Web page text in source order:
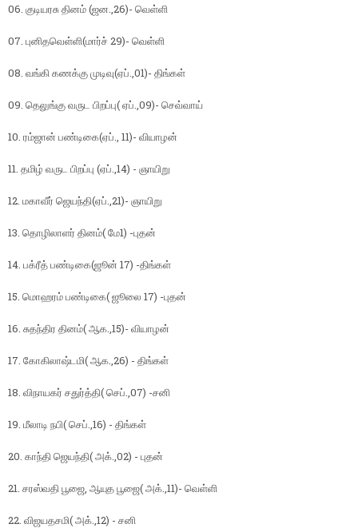
06. குடியரசு தினம் (ஜன.,26)- வெள்ளி
07. புனிதவெள்ளி(மார்ச் 29)- வெள்ளி
08. வங்கி கணக்கு முடிவு(ஏப்.,01)- திங்கள்
09. தெலுங்கு வருட பிறப்பு( ஏப்.,09)- செவ்வாய்
10. ரம்ஜான் பண்டிகை(ஏப்., 11)- வியாழன்
11. தமிழ் வருட பிறப்பு (ஏப்.,14) - ஞாயிறு
12. மகாவீர் ஜெயந்தி(ஏப்.,21)- ஞாயிறு
13. தொழிலாளர் தினம்( மே1) -புதன்
14. பக்ரீத் பண்டிகை(ஜூன் 17) -திங்கள்
15. மொஹரம் பண்டிகை( ஜூலை 17) -புதன்
16. சுதந்திர தினம்( ஆக.,15)- வியாழன்
17. கோகிலாஷ்டமி( ஆக.,26) - திங்கள்
18. விநாயகர் சதுர்த்தி( செப்.,07) -சனி
19. மீலாடி நபி( செப்.,16) - திங்கள்
20. காந்தி ஜெயந்தி( அக்.,02) - புதன்
21. சரஸ்வதி பூஜை, ஆயுத பூஜை( அக்.,11)- வெள்ளி
22. விஜயதசமி( அக்.,12) - சனி